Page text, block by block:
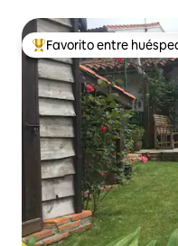
De los mejores en
Favorito entre